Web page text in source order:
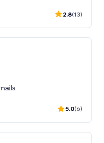
2.8(13)
5.0(6)